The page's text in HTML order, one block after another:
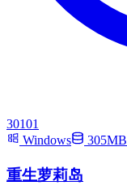
30101
Windows
305MB
重生萝莉岛